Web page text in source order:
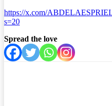
https://x.com/
s=20
Spread the love